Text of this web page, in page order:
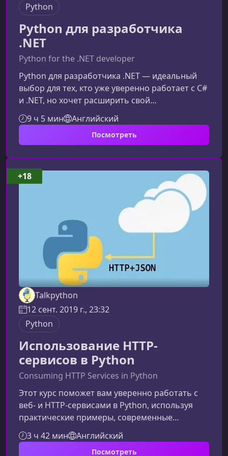
Python
Python для разработчика
.NET
Python for the .NET developer
Python для разработчика .NET — идеальный
выбор для тех, кто уже уверенно работает с C#
и .NET, но хочет расширить свой
технологический стек и освоить Python. Курс
помогает перенести ваши текущие навыки в
новый язык максимально быстро и
между экосистемами и практические
примеры.Что делает этот курс уникальнымВ
отличие от традиционных курсов для
новичков, этот материал создан специально
9 ч 5 мин Английский
Посмотреть
Talkpython
12 сент. 2019 г., 23:32
Python
Использование HTTP-
сервисов в Python
Consuming HTTP Services in Python
Этот курс поможет вам уверенно работать с
веб- и HTTP‑сервисами в Python, используя
практические примеры, современные
инструменты и реальные API. Вы узнаете, как
интегрировать внешние сервисы,
3 ч 42 мин Английский
Посмотреть
+18